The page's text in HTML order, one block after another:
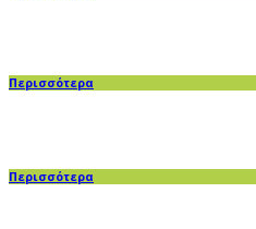
Περισσότερα
Περισσότερα